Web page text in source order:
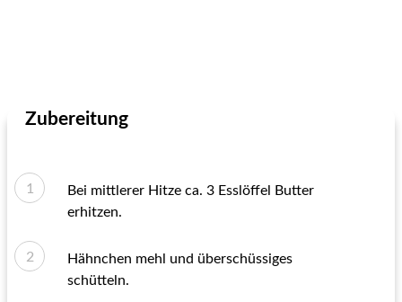
Zubereitung
Bei mittlerer Hitze ca. 3 Esslöffel Butter
erhitzen.
Hähnchen mehl und überschüssiges
schütteln.